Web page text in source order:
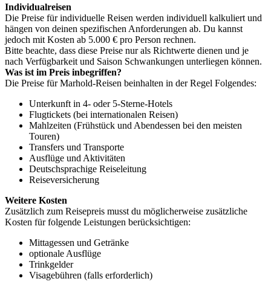
Individualreisen
Die Preise für individuelle Reisen werden individuell kalkuliert und
hängen von deinen spezifischen Anforderungen ab. Du kannst
jedoch mit Kosten ab 5.000 € pro Person rechnen.
Bitte beachte, dass diese Preise nur als Richtwerte dienen und je
nach Verfügbarkeit und Saison Schwankungen unterliegen können.
Was ist im Preis inbegriffen?
Die Preise für Marhold-Reisen beinhalten in der Regel Folgendes:
Unterkunft in 4- oder 5-Sterne-Hotels
Flugtickets (bei internationalen Reisen)
Mahlzeiten (Frühstück und Abendessen bei den meisten
Touren)
Transfers und Transporte
Ausflüge und Aktivitäten
Deutschsprachige Reiseleitung
Reiseversicherung
Weitere Kosten
Zusätzlich zum Reisepreis musst du möglicherweise zusätzliche
Kosten für folgende Leistungen berücksichtigen:
Mittagessen und Getränke
optionale Ausflüge
Trinkgelder
Visagebühren (falls erforderlich)